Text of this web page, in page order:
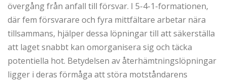
övergång från anfall till försvar. I 5-4-1-formationen,
där fem försvarare och fyra mittfältare arbetar nära
tillsammans, hjälper dessa löpningar till att säkerställa
att laget snabbt kan omorganisera sig och täcka
potentiella hot. Betydelsen av återhämtningslöpningar
ligger i deras förmåga att störa motståndarens